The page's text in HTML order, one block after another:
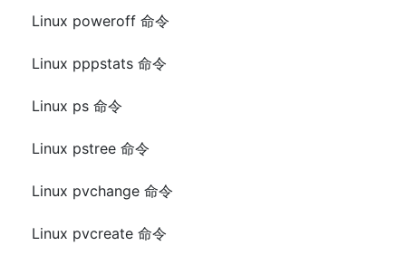
Linux poweroff 命令
Linux pppstats 命令
Linux ps 命令
Linux pstree 命令
Linux pvchange 命令
Linux pvcreate 命令